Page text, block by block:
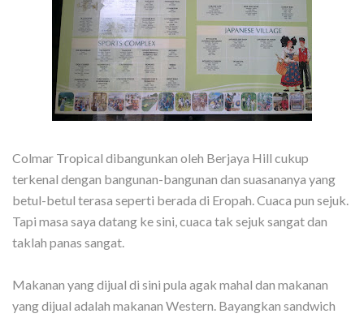
Colmar Tropical dibangunkan oleh Berjaya Hill cukup
terkenal dengan bangunan-bangunan dan suasananya yang
betul-betul terasa seperti berada di Eropah. Cuaca pun sejuk.
Tapi masa saya datang ke sini, cuaca tak sejuk sangat dan
taklah panas sangat.
Makanan yang dijual di sini pula agak mahal dan makanan
yang dijual adalah makanan Western. Bayangkan sandwich